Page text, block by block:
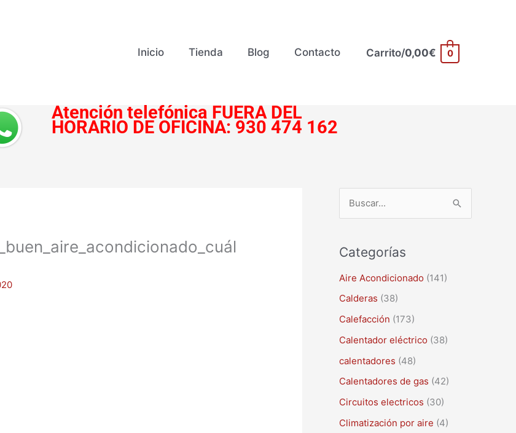
Inicio Tienda Blog Contacto Carrito/0,00€ 0
Atención telefónica FUERA DEL
HORARIO DE OFICINA: 930 474 162
c
a
r
p
o
Categorías
Aire Acondicionado (141)
Calderas (38)
Calefacción (173)
Calentador eléctrico (38)
calentadores (48)
Calentadores de gas (42)
Circuitos electricos (30)
Climatización por aire (4)